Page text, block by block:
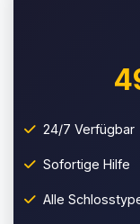
24/7 Verfügbar
Sofortige Hilfe
Alle